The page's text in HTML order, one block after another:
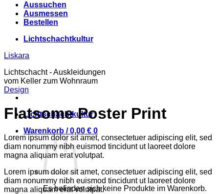
Aussuchen
Ausmessen
Bestellen
Lichtschachtkultur
Liskara
Lichtschacht - Auskleidungen
vom Keller zum Wohnraum
Lichtschachtkultur
Warenkorb /0,00 € 0
Es befinden sich keine Produkte im Warenkorb.
Design
Flatsome Poster Print
Lorem ipsum dolor sit amet, consectetuer adipiscing elit, sed
diam nonummy nibh euismod tincidunt ut laoreet dolore
magna aliquam erat volutpat.
Lorem ipsum dolor sit amet, consectetuer adipiscing elit, sed
diam nonummy nibh euismod tincidunt ut laoreet dolore
magna aliquam erat volutpat.